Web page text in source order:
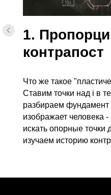
1.
контрапост
Что же такое
Ставим точки над i в
разбираем фундамент
изображает человека
искать опорные точки
изучаем историю